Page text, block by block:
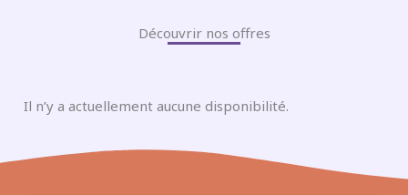
Découvrir nos offres
Il n’y a actuellement aucune disponibilité.